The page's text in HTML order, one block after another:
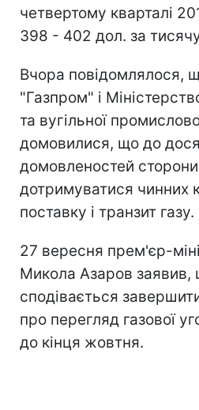
четвертому кварталі
398 - 402 дол. за
Вчора повідомлялося,
"Газпром" і
та вугільної
домовилися, що до
домовленостей
дотримуватися чинних
поставку і транзит газу.
27 вересня прем'єр-
Микола Азаров заявив,
сподівається
про перегляд газової
до кінця жовтня.